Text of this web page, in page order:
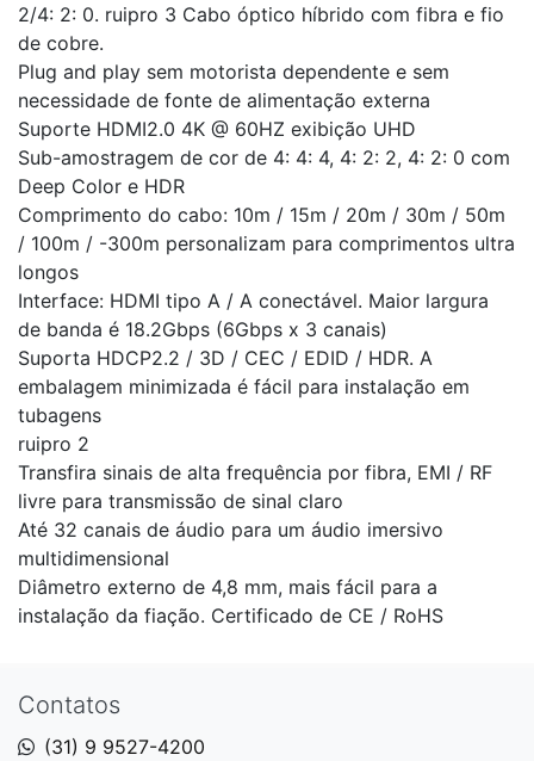
2/4: 2: 0. ruipro 3 Cabo óptico híbrido com fibra e fio
de cobre.
Plug and play sem motorista dependente e sem
necessidade de fonte de alimentação externa
Suporte HDMI2.0 4K @ 60HZ exibição UHD
Sub-amostragem de cor de 4: 4: 4, 4: 2: 2, 4: 2: 0 com
Deep Color e HDR
Comprimento do cabo: 10m / 15m / 20m / 30m / 50m
/ 100m / -300m personalizam para comprimentos ultra
longos
Interface: HDMI tipo A / A conectável. Maior largura
de banda é 18.2Gbps (6Gbps x 3 canais)
Suporta HDCP2.2 / 3D / CEC / EDID / HDR. A
embalagem minimizada é fácil para instalação em
tubagens
ruipro 2
Transfira sinais de alta frequência por fibra, EMI / RF
livre para transmissão de sinal claro
Até 32 canais de áudio para um áudio imersivo
multidimensional
Diâmetro externo de 4,8 mm, mais fácil para a
instalação da fiação. Certificado de CE / RoHS
Contatos
(31) 9 9527-4200